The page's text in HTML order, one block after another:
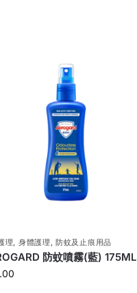
理, 身體護理 ,防蚊及止痕用品
防蚊噴霧(藍) 175ML